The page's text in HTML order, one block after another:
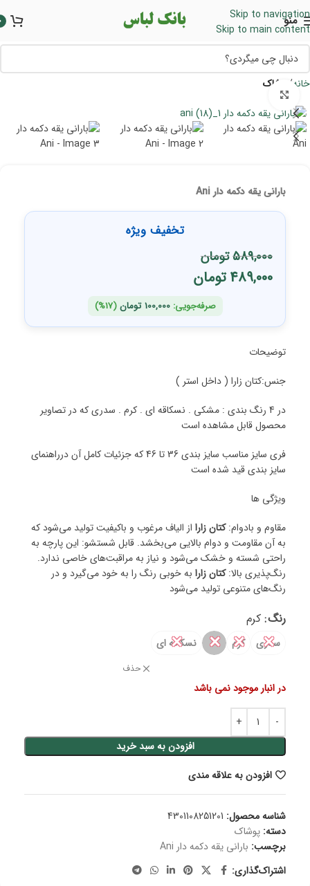
Skip to navigation
Skip to main content
منو
خانه پوشاک
بارانی یقه دکمه دار Ani
تخفیف ویژه
589,000تومان
489,000تومان
صرفه‌جویی:100,000 تومان(17%)
توضیحات
جنس:کتان زارا ( داخل استر )
در 4 رنگ بندی : مشکی . نسکاقه ای . کرم . سدری که در تصاویر
محصول قابل مشاهده است
فری سایز مناسب سایز بندی 36 تا 46 که جزئیات کامل آن درراهنمای
سایز بندی قید شده است
ویژگی ها
مقاوم و بادوام:کتان زارا از الیاف مرغوب و باکیفیت تولید می‌شود که
به آن مقاومت و دوام بالایی می‌بخشد. قابل شستشو: این پارچه به
راحتی شسته و خشک می‌شود و نیاز به مراقبت‌های خاصی ندارد.
رنگ‌پذیری بالا:کتان زارا به خوبی رنگ را به خود می‌گیرد و در
رنگ‌های متنوعی تولید می‌شود
رنگ کرم
سدری
✕ کرم
✕
✕ نسکافه ای
✕
حذف
در انبار موجود نمی باشد
افزودن به سبد خرید
افزودن به علاقه مندی
شناسه محصول: 4301108251201
دسته: پوشاک
برچسب: بارانی یقه دکمه دار Ani
اشتراک‌گذاری: